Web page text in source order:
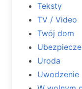
Teksty
TV / Video
Twój dom
Uroda
Uwodzenie